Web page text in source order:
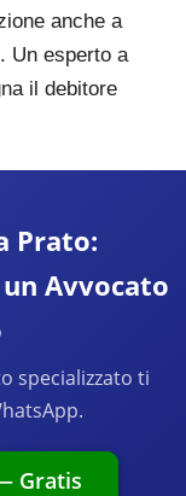
anche a
Un esperto a
il debitore
Prato:
Avvocato
specializzato ti
Gratis